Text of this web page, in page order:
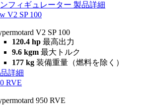
フィギュレーター 製品詳細
V2 SP 100
V2 SP 100
120.4 hp 最高出力
9.6 kgm 最大トルク
177 kg 装備重量（燃料を除く）
詳細
RVE
950 RVE